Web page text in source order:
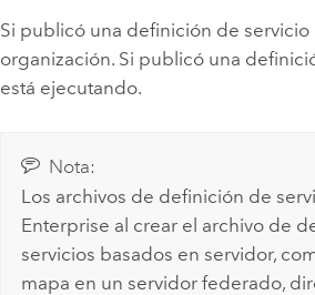
Si publicó una definición de
organización. Si publicó una
está ejecutando.
Nota:
Los archivos de definición de
Enterprise al crear el archivo de
servicios basados en servidor,
mapa en un servidor federado,